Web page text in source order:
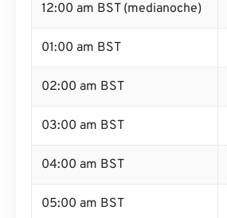
12:00 am BST (medianoche)
01:00 am BST
02:00 am BST
03:00 am BST
04:00 am BST
05:00 am BST